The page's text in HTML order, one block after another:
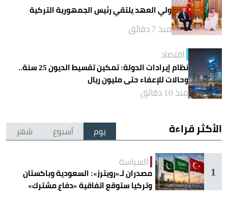
ولي العهد يلتقي رئيس الجمهورية التركية
منذ 7 دقائق
اقتصاد
نظام إيرادات الدولة: تمكين تقسيط الديون 25 سنة..
وحالات للإعفاء حتى مليون ريال
منذ 10 دقائق
الأكثر قراءة يوم أسبوع شهر
1
السياسة
مصدران لـ«رويترز»: السعودية وباكستان
وتركيا ستوقع اتفاقية «دفاع مشترك»